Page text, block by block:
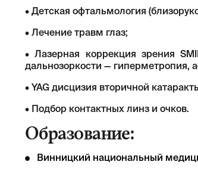
• Детская офтальмология
• Лечение травм глаз;
• Лазерная коррекция зрения
дальнозоркости — гиперметропия,
• YAG дисцизия вторичной
• Подбор контактных линз и очков.
Образование:
Винницкий национальный